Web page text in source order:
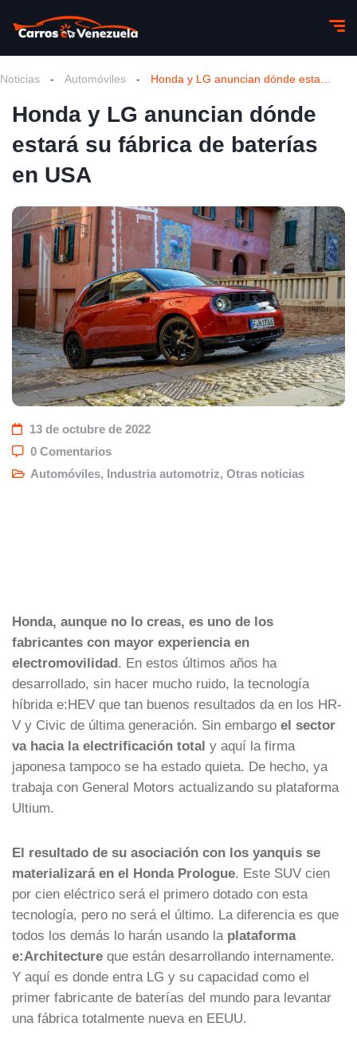
Noticias - Automóviles -
Honda y LG anuncian dónde
estará su fábrica de baterías
en USA
13 de octubre de 2022
0 Comentarios
Automóviles, Industria automotriz, Otras noticias
Honda, aunque no lo creas, es uno de los
fabricantes con mayor experiencia en
electromovilidad. En estos últimos años ha
desarrollado, sin hacer mucho ruido, la tecnología
híbrida e:HEV que tan buenos resultados da en los HR-
V y Civic de última generación. Sin embargo el sector
va hacia la electrificación total y aquí la firma
japonesa tampoco se ha estado quieta. De hecho, ya
trabaja con General Motors actualizando su plataforma
Ultium.
El resultado de su asociación con los yanquis se
materializará en el Honda Prologue. Este SUV cien
por cien eléctrico será el primero dotado con esta
tecnología, pero no será el último. La diferencia es que
todos los demás lo harán usando la plataforma
e:Architecture que están desarrollando internamente.
Y aquí es donde entra LG y su capacidad como el
primer fabricante de baterías del mundo para levantar
una fábrica totalmente nueva en EEUU.